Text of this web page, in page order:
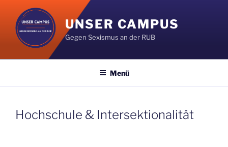
Inhalt
springen
UNSER CAMPUS
Gegen Sexismus an der RUB
Menü
Hochschule & Intersektionalität